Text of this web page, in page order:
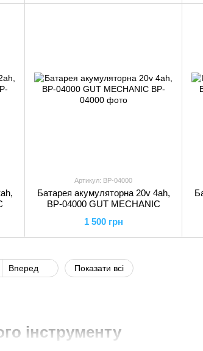
інструменту
Артикул: BP-04000
Батарея акумуляторна 20v 4ah,
BP-04000 GUT MECHANIC
1 500 грн
Вперед Показати всі